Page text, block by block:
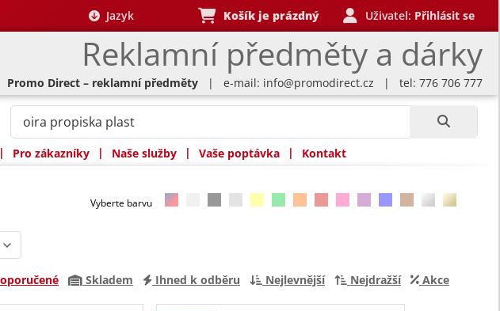
Reklamní předměty a dárky
Jazyk Košík je prázdný Uživatel: Přihlásit se
Promo Direct – reklamní předměty | e-mail: info@promodirect.cz | tel: 776 706 777
| Pro zákazníky | Naše služby | Vaše poptávka | Kontakt
Vyberte barvu
Skladem Ihned k odběru Nejlevnější Nejdražší Akce